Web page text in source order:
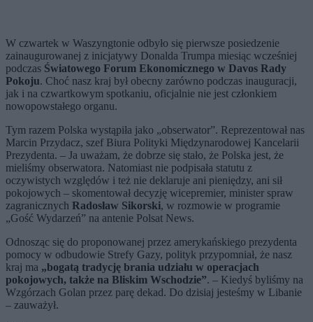
W czwartek w Waszyngtonie odbyło się pierwsze posiedzenie
zainaugurowanej z inicjatywy Donalda Trumpa miesiąc wcześniej
podczas Światowego Forum Ekonomicznego w Davos Rady
Pokoju. Choć nasz kraj był obecny zarówno podczas inauguracji,
jak i na czwartkowym spotkaniu, oficjalnie nie jest członkiem
nowopowstałego organu.
Tym razem Polska wystąpiła jako „obserwator”. Reprezentował nas
Marcin Przydacz, szef Biura Polityki Międzynarodowej Kancelarii
Prezydenta. – Ja uważam, że dobrze się stało, że Polska jest, że
mieliśmy obserwatora. Natomiast nie podpisała statutu z
oczywistych względów i też nie deklaruje ani pieniędzy, ani sił
pokojowych – skomentował decyzję wicepremier, minister spraw
zagranicznych Radosław Sikorski, w rozmowie w programie
„Gość Wydarzeń” na antenie Polsat News.
Odnosząc się do proponowanej przez amerykańskiego prezydenta
pomocy w odbudowie Strefy Gazy, polityk przypomniał, że nasz
kraj ma „bogatą tradycję brania udziału w operacjach
pokojowych, także na Bliskim Wschodzie”. – Kiedyś byliśmy na
Wzgórzach Golan przez parę dekad. Do dzisiaj jesteśmy w Libanie
– zauważył.